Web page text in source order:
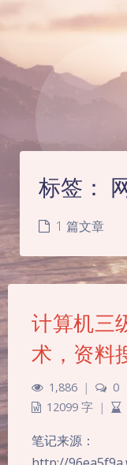
夜间模式
标签：
1 篇文章
计算机
术，资料
1,886 | 0
12099 字 |
笔记来源：